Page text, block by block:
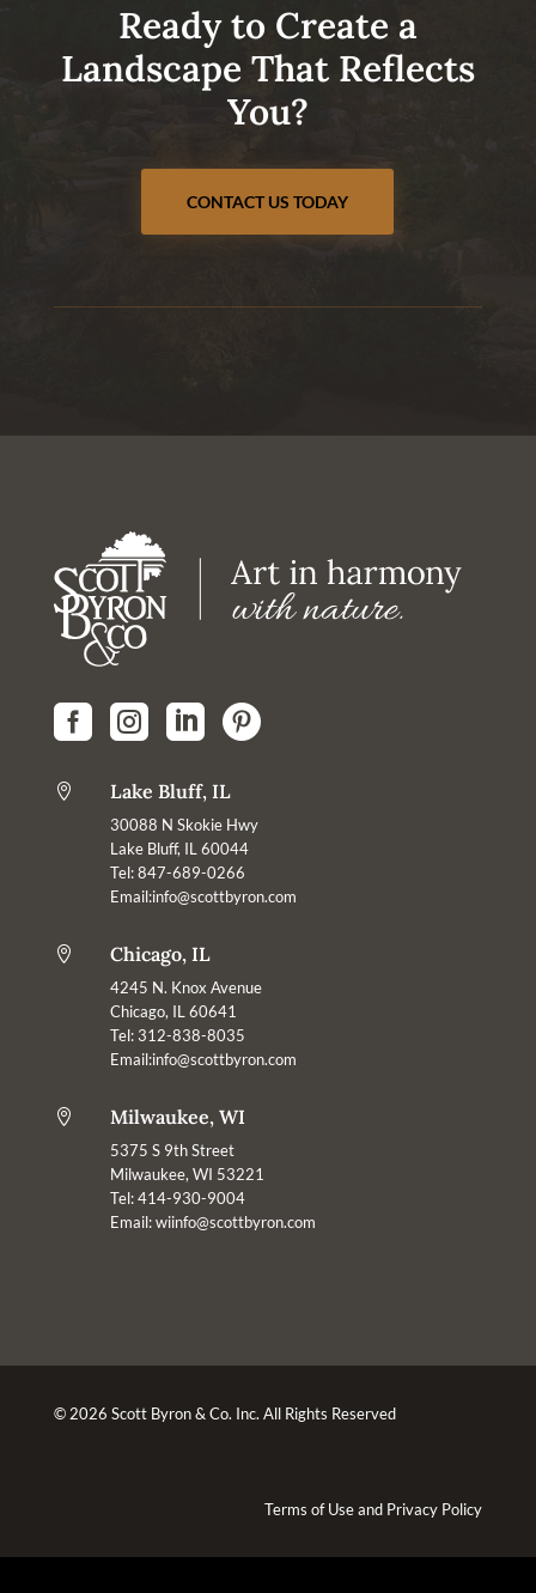
Ready to Create a
Landscape That Reflects
You?
CONTACT US TODAY
   
 Lake Bluff, IL
30088 N Skokie Hwy
Lake Bluff, IL 60044
Tel: 847-689-0266
Email:info@scottbyron.com
 Chicago, IL
4245 N. Knox Avenue
Chicago, IL 60641
Tel: 312-838-8035
Email:info@scottbyron.com
 Milwaukee, WI
5375 S 9th Street
Milwaukee, WI 53221
Tel: 414-930-9004
Email:wiinfo@scottbyron.com
© 2026 Scott Byron & Co. Inc. All Rights Reserved
Terms of Useand Privacy Policy